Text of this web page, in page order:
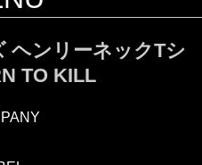
ヘンリーネックTシ
TO KILL